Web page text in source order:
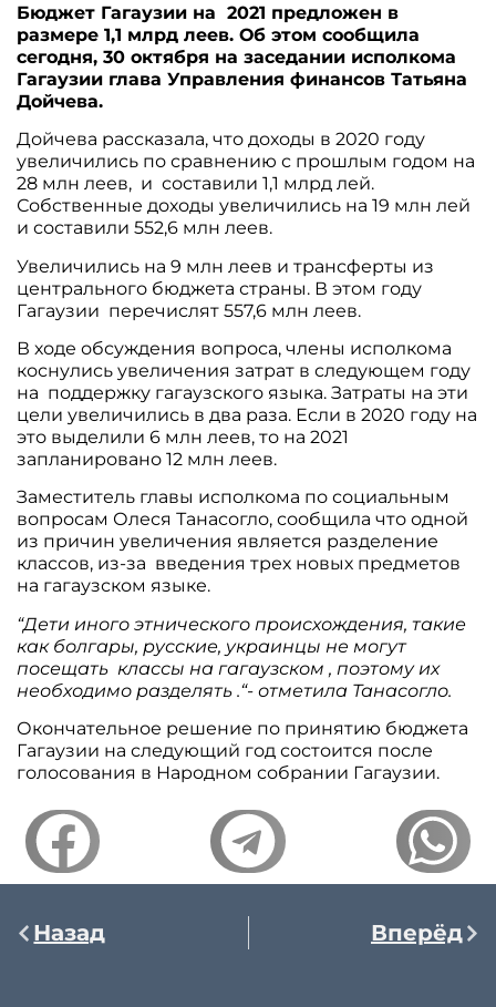
Бюджет Гагаузии на 2021 предложен в
размере 1,1 млрд леев. Об этом сообщила
сегодня, 30 октября на заседании исполкома
Гагаузии глава Управления финансов Татьяна
Дойчева.
Дойчева рассказала, что доходы в 2020 году
увеличились по сравнению с прошлым годом на
28 млн леев, и составили 1,1 млрд лей.
Собственные доходы увеличились на 19 млн лей
и составили 552,6 млн леев.
Увеличились на 9 млн леев и трансферты из
центрального бюджета страны. В этом году
Гагаузии перечислят 557,6 млн леев.
В ходе обсуждения вопроса, члены исполкома
коснулись увеличения затрат в следующем году
на поддержку гагаузского языка. Затраты на эти
цели увеличились в два раза. Если в 2020 году на
это выделили 6 млн леев, то на 2021
запланировано 12 млн леев.
Заместитель главы исполкома по социальным
вопросам Олеся Танасогло, сообщила что одной
из причин увеличения является разделение
классов, из-за введения трех новых предметов
на гагаузском языке.
“Дети иного этнического происхождения, такие
как болгары, русские, украинцы не могут
посещать классы на гагаузском , поэтому их
необходимо разделять .“- отметила Танасогло.
Окончательное решение по принятию бюджета
Гагаузии на следующий год состоится после
голосования в Народном собрании Гагаузии.
Назад Вперёд